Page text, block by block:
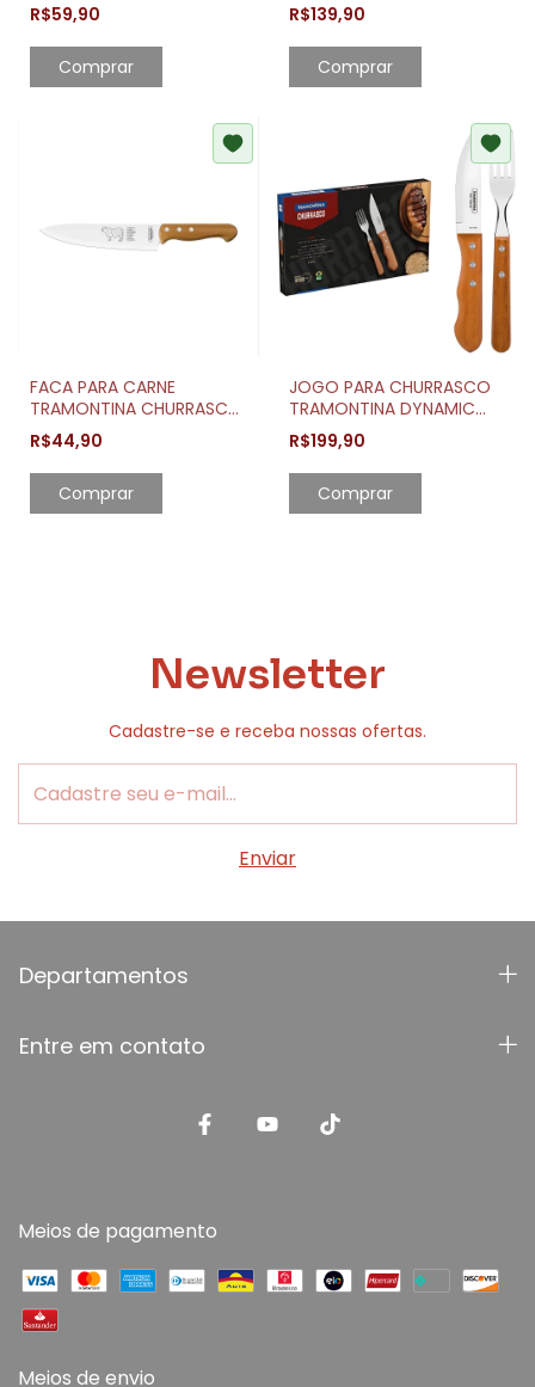
R$59,90
Comprar
R$139,90
Comprar
FACA PARA CARNE
TRAMONTINA CHURRASCO
COM CABO DE MADEIRA
NATURAL 8"
R$44,90
Comprar
JOGO PARA CHURRASCO
TRAMONTINA DYNAMIC
COM CABO EM MADEIRA
NATURAL 12 PEÇAS
R$199,90
Comprar
Newsletter
Cadastre-se e receba nossas ofertas.
Departamentos
Entre em contato
Meios de pagamento
Meios de envio